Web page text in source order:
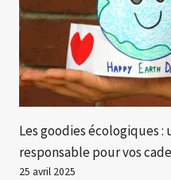
Les goodies écologiques
responsable pour vos
25 avril 2025